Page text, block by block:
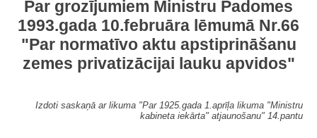
Par grozījumiem Ministru Padomes
1993.gada 10.februāra lēmumā Nr.66
"Par normatīvo aktu apstiprināšanu
zemes privatizācijai lauku apvidos"
Izdoti saskaņā ar likuma "Par 1925.gada 1.aprīļa likuma "Ministru
kabineta iekārta" atjaunošanu" 14.pantu